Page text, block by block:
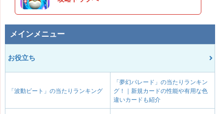
メインメニュー
お役立ち
「波動ビート」の当たりランキング
「夢幻パレード」の当たりランキン
グ！｜新規カードの性能や有用な色
違いカードも紹介